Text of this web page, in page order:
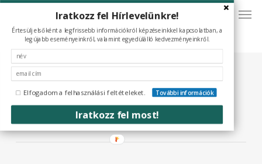
Skip
content
Az Y-generáció olyat keres, ami
még nincs, de létrejöhetne
Iratkozz fel Hírlevelünkre!
Értesülj elsőként a legfrissebb információkról képzéseinkkel kapcsolatban, a
legújabb eseményeinkről, valamint egyedülálló kedvezményeinkről.
Iratkozz fel most!
Elfogadom a felhasználási feltételeket. További információk